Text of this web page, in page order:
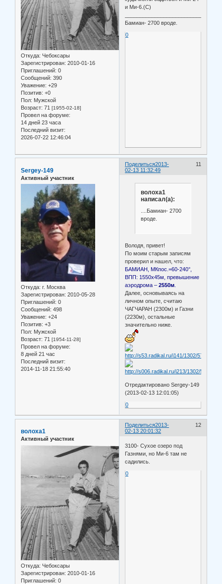
Откуда: Чебоксары
Зарегистрирован: 2010-01-16
Приглашений: 0
Сообщений: 390
Уважение: +29
Позитив: +0
Пол: Мужской
Возраст: 71 [1955-02-18]
Провел на форуме:
14 дней 23 часа
Последний визит:
2026-07-22 12:46:04
и Ми-6.(С)
Бамиан- 2700 вроде.
0
Поделиться 11
2013-
02-13 11:32:49
Sergey-149
Активный участник
Откуда: г. Москва
Зарегистрирован: 2010-05-28
Приглашений: 0
Сообщений: 498
Уважение: +24
Позитив: +3
Пол: Мужской
Возраст: 71 [1954-11-28]
Провел на форуме:
8 дней 21 час
Последний визит:
2014-11-18 21:55:40
волоха1
написал(а):
....Бамиан- 2700
вроде.
Володя, привет!
По моим старым записям
проверил и нашел, что:
БАМИАН, МКпос.=60-240°,
ВПП: 1550х45м, превышение
аэродрома –2550м
Далее, основываясь на
личном опыте, считаю
ЧАГЧАРАН (2300м) и Газни
(2230м), остальные
значительно ниже.
Отредактировано Sergey-149
(2013-02-13 12:01:05)
0
Поделиться 12
2013-
02-13 20:01:32
волоха1
Активный участник
Откуда: Чебоксары
Зарегистрирован: 2010-01-16
Приглашений: 0
3100- Сухое озеро под
Газнями, но Ми-6 там не
садились.
0